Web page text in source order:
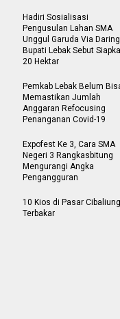
Hadiri Sosialisasi
Pengusulan Lahan SMA
Unggul Garuda Via Daring ,
Bupati Lebak Sebut
20 Hektar
Pemkab Lebak Belum
Memastikan Jumlah
Anggaran Refocusing
Penanganan Covid-19
Expofest Ke 3, Cara SMA
Negeri 3 Rangkasbitung
Mengurangi Angka
Pengangguran
10 Kios di Pasar Cibaliung
Terbakar